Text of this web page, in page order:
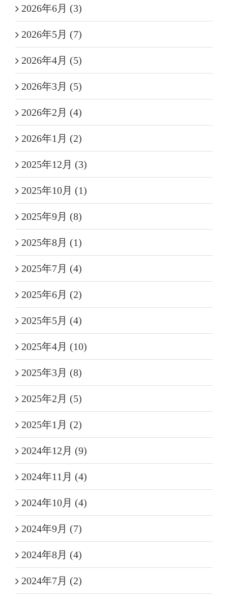
2026年6月 (3)
2026年5月 (7)
2026年4月 (5)
2026年3月 (5)
2026年2月 (4)
2026年1月 (2)
2025年12月 (3)
2025年10月 (1)
2025年9月 (8)
2025年8月 (1)
2025年7月 (4)
2025年6月 (2)
2025年5月 (4)
2025年4月 (10)
2025年3月 (8)
2025年2月 (5)
2025年1月 (2)
2024年12月 (9)
2024年11月 (4)
2024年10月 (4)
2024年9月 (7)
2024年8月 (4)
2024年7月 (2)